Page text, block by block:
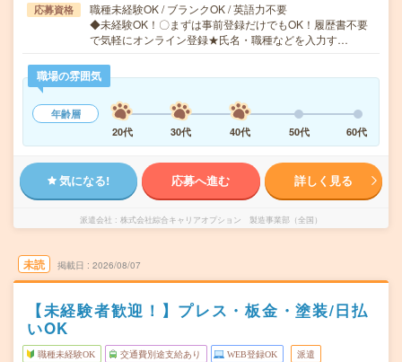
応募資格
職種未経験OK / ブランクOK / 英語力不要
◆未経験OK！〇まずは事前登録だけでもOK！履歴書不要
で気軽にオンライン登録★氏名・職種などを入力す…
職場の雰囲気
年齢層
20代
30代 40代 50代 60代
気になる! 応募へ進む 詳しく見る
派遣会社 株式会社綜合キャリアオプション 製造事業部（全国）
未読 掲載日 2026/08/07
【未経験者歓迎！】プレス・板金・塗装/日払
いOK
職種未経験OK 交通費別途支給あり WEB登録OK 派遣